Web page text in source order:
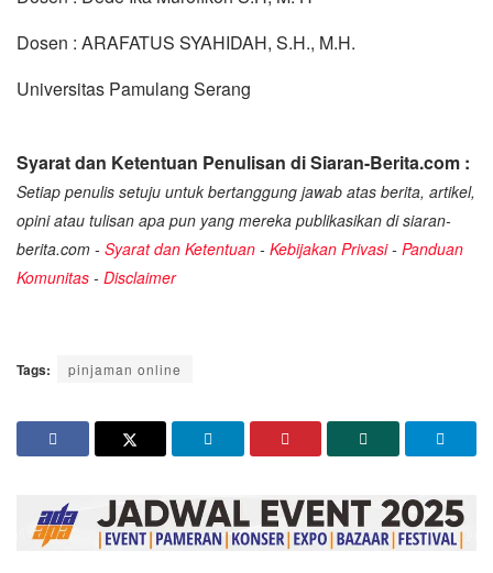
Dosen : ARAFATUS SYAHIDAH, S.H., M.H.
Universitas Pamulang Serang
Syarat dan Ketentuan Penulisan di Siaran-Berita.com :
Setiap penulis setuju untuk bertanggung jawab atas berita, artikel,
opini atau tulisan apa pun yang mereka publikasikan di siaran-
berita.com - Syarat dan Ketentuan - Kebijakan Privasi- Panduan
Komunitas - Disclaimer
Tags: pinjaman online